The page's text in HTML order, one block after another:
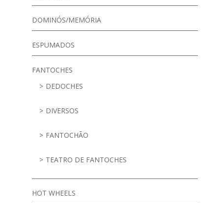
DOMINÓS/MEMÓRIA
ESPUMADOS
FANTOCHES
DEDOCHES
DIVERSOS
FANTOCHÃO
TEATRO DE FANTOCHES
HOT WHEELS